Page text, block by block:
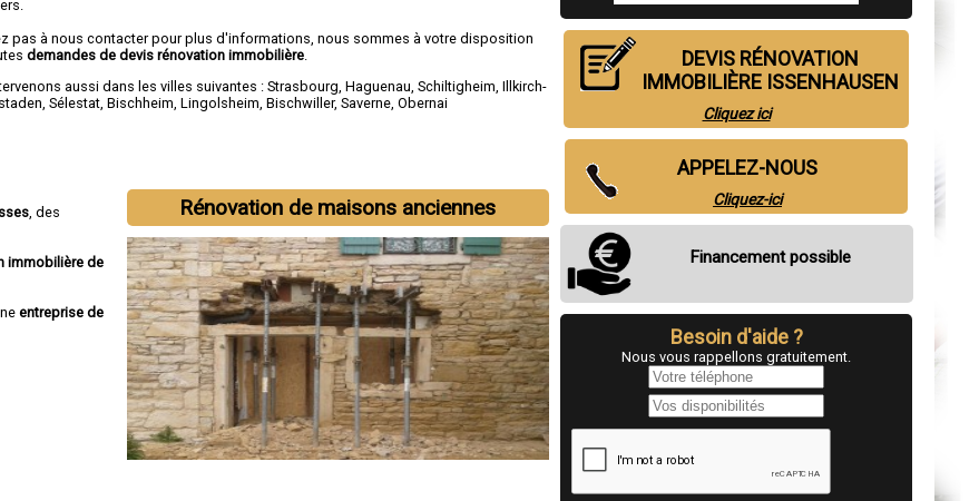
pas à nous contacter pour plus d'informations, nous sommes à votre disposition
demandes de devis rénovation immobilière
aussi dans les villes suivantes :Strasbourg ,Haguenau ,Schiltigheim ,Illkirch-
,Sélestat ,Bischheim ,Lingolsheim ,Bischwiller,Saverne ,Obernai
Rénovation de maisons anciennes
, des
immobilière de
entreprise de
DEVIS RÉNOVATION
IMMOBILIÈRE ISSENHAUSEN
Cliquez ici
APPELEZ-NOUS
Cliquez-ici
Financement possible
Besoin d'aide ?
Nous vous rappellons gratuitement.